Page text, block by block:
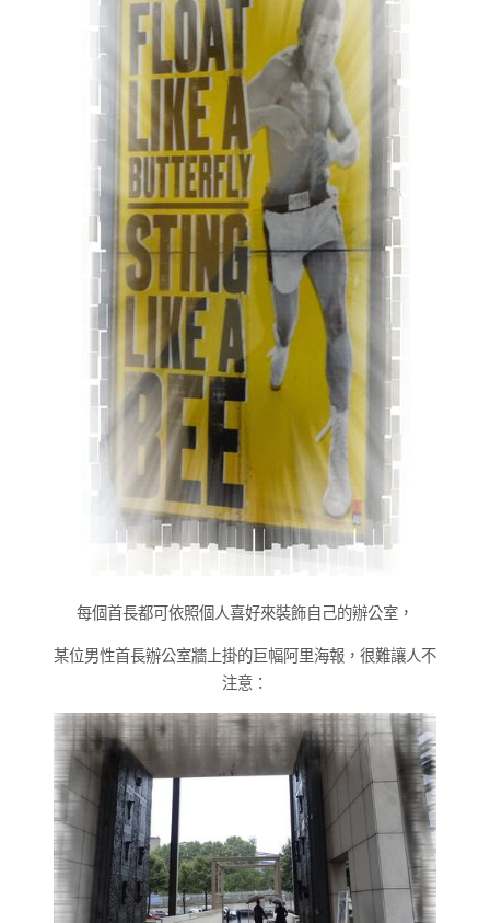
每個首長都可依照個人喜好來裝飾自己的辦公室，
某位男性首長辦公室牆上掛的巨幅阿里海報，很難讓人不
注意：